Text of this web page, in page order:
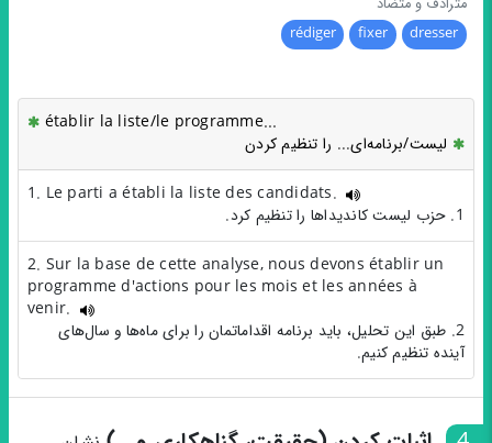
مترادف و متضاد
dresser
fixer
rédiger
établir la liste/le programme...
لیست/برنامه‌ای... را تنظیم کردن
1. Le parti a établi la liste des candidats.
1. حزب لیست کاندیداها را تنظیم کرد.
2. Sur la base de cette analyse, nous devons établir un
programme d'actions pour les mois et les années à
venir.
2. طبق این تحلیل، باید برنامه اقداماتمان را برای ماه‌ها و سال‌های
آینده تنظیم کنیم.